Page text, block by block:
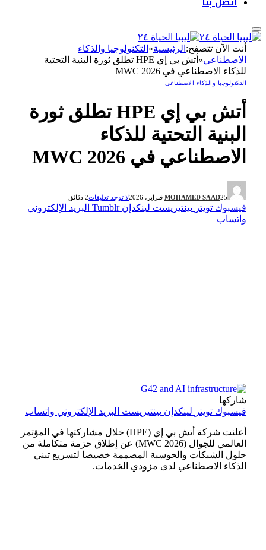
أنت الآن تتصفح:الرئيسية»التكنولوجيا والذكاء
الاصطناعي »
أتش بي إي HPE تطلق ثورة البنية التحتية
للذكاء الاصطناعي في MWC 2026
التكنولوجيا والذكاء الاصطناعي
أتش بي إي HPE تطلق ثورة
البنية التحتية للذكاء
الاصطناعي في MWC 2026
MOHAMED SAAD25 فبراير، 2026 لا توجد تعليقات2 دقائق
فيسبوك تويتر بينتيريست لينكدإن Tumblr البريد الإلكتروني
واتساب
شاركها
فيسبوك تويتر لينكدإن بينتيريست البريد الإلكتروني واتساب
أعلنت شركة أتش بي إي (HPE) خلال مشاركتها في المؤتمر
العالمي للجوال (MWC 2026) عن إطلاق حزمة متكاملة من
حلول الشبكات والحوسبة المصممة خصيصا لتسريع تبني
الذكاء الاصطناعي لدى مزودي الخدمات.